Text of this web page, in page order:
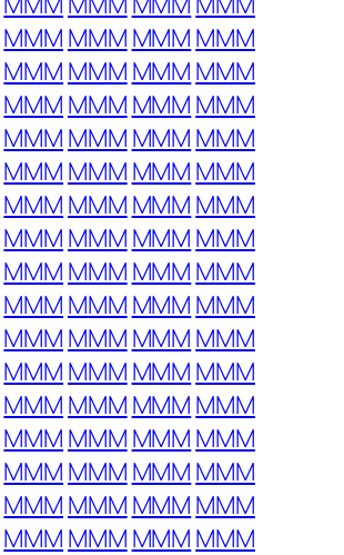
MMM MMM MMM MMM
MMM MMM MMM MMM
MMM MMM MMM MMM
MMM MMM MMM MMM
MMM MMM MMM MMM
MMM MMM MMM MMM
MMM MMM MMM MMM
MMM MMM MMM MMM
MMM MMM MMM MMM
MMM MMM MMM MMM
MMM MMM MMM MMM
MMM MMM MMM MMM
MMM MMM MMM MMM
MMM MMM MMM MMM
MMM MMM MMM MMM
MMM MMM MMM MMM